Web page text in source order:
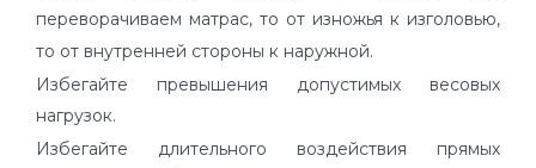
переворачиваем матрас, то от изножья к изголовью,
то от внутренней стороны к наружной.
Избегайте превышения допустимых весовых
нагрузок.
Избегайте длительного воздействия прямых